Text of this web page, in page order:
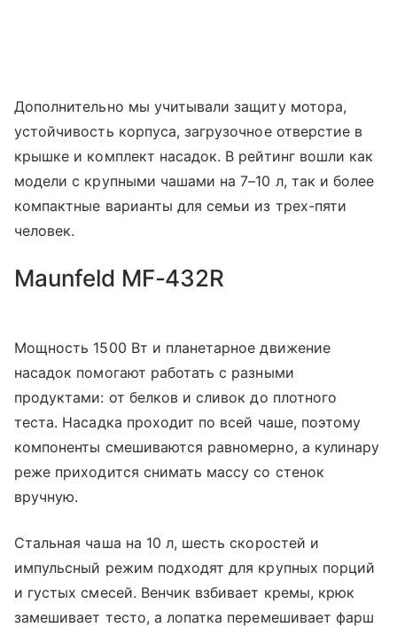
Дополнительно мы учитывали защиту мотора,
устойчивость корпуса, загрузочное отверстие в
крышке и комплект насадок. В рейтинг вошли как
модели с крупными чашами на 7–10 л, так и более
компактные варианты для семьи из трех-пяти
человек.
Maunfeld MF-432R
Мощность 1500 Вт и планетарное движение
насадок помогают работать с разными
продуктами: от белков и сливок до плотного
теста. Насадка проходит по всей чаше, поэтому
компоненты смешиваются равномерно, а кулинару
реже приходится снимать массу со стенок
вручную.
Стальная чаша на 10 л, шесть скоростей и
импульсный режим подходят для крупных порций
и густых смесей. Венчик взбивает кремы, крюк
замешивает тесто, а лопатка перемешивает фарш